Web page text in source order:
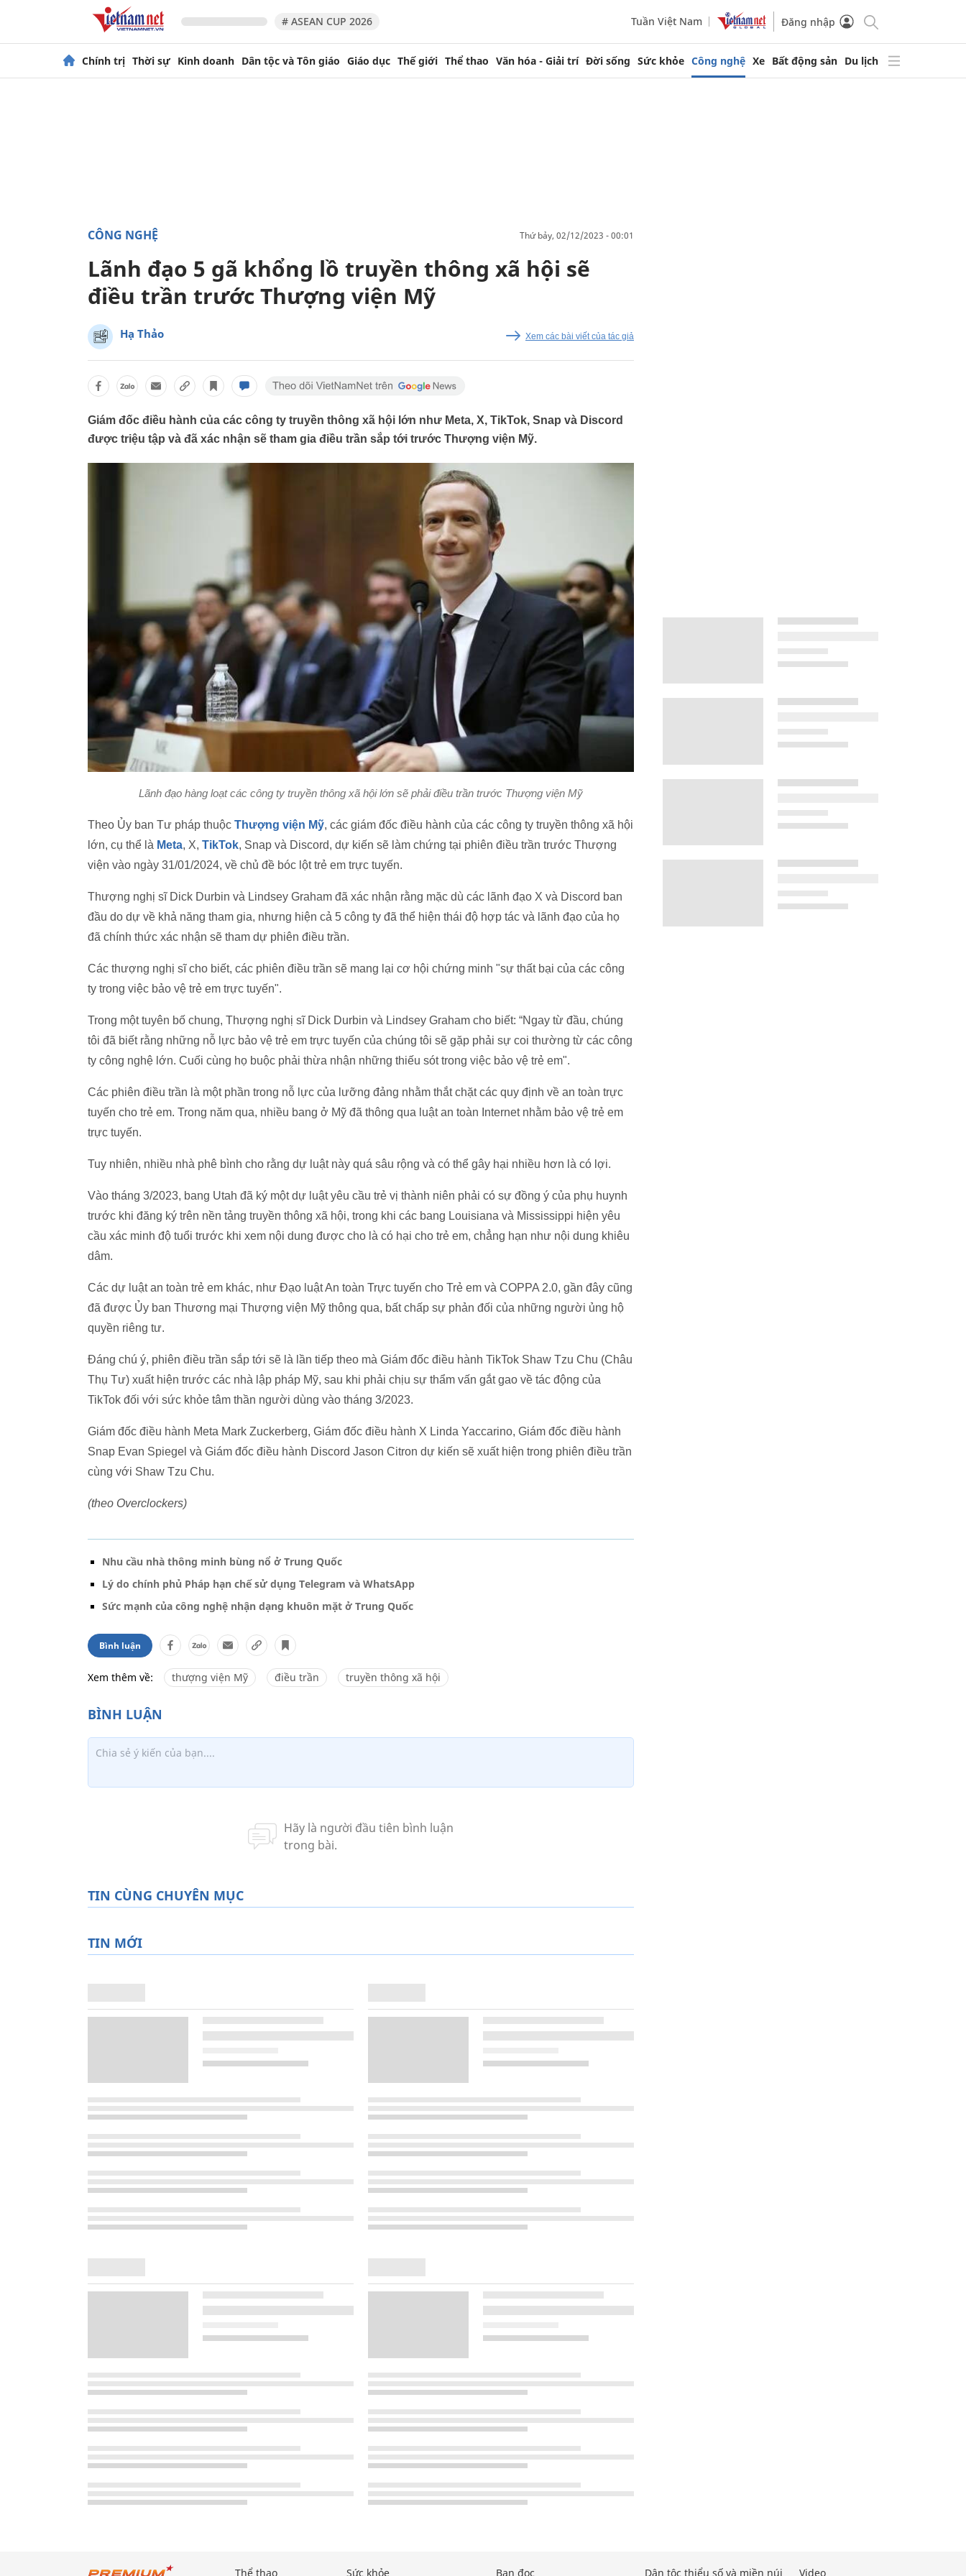
# ASEAN CUP 2026 Tuần Việt Nam Đăng nhập
Chính trị Thời sự Kinh doanh Dân tộc và Tôn giáo Giáo dục Thế giới Thể thao Văn hóa - Giải trí Đời sống Sức khỏe Công nghệ Xe Bất động sản Du lịch
CÔNG NGHỆ thứ bảy, 02/12/2023 - 00:01
Lãnh đạo 5 gã khổng lồ truyền thông xã hội sẽ
điều trần trước Thượng viện Mỹ
Hạ Thảo Xem các bài viết của tác giả
Giám đốc điều hành của các công ty truyền thông xã hội lớn như Meta, X, TikTok, Snap và Discord
được triệu tập và đã xác nhận sẽ tham gia điều trần sắp tới trước Thượng viện Mỹ.
Lãnh đạo hàng loạt các công ty truyền thông xã hội lớn sẽ phải điều trần trước Thượng viện Mỹ
Theo Ủy ban Tư pháp thuộc Thượng viện Mỹ, các giám đốc điều hành của các công ty truyền thông xã hội
lớn, cụ thể là Meta, X, TikTok, Snap và Discord, dự kiến ​​​​sẽ làm chứng tại phiên điều trần trước Thượng
viện vào ngày 31/01/2024, về chủ đề bóc lột trẻ em trực tuyến.
Thượng nghị sĩ Dick Durbin và Lindsey Graham đã xác nhận rằng mặc dù các lãnh đạo X và Discord ban
đầu do dự về khả năng tham gia, nhưng hiện cả 5 công ty đã thể hiện thái độ hợp tác và lãnh đạo của họ
đã chính thức xác nhận sẽ tham dự phiên điều trần.
Các thượng nghị sĩ cho biết, các phiên điều trần sẽ mang lại cơ hội chứng minh "sự thất bại của các công
ty trong việc bảo vệ trẻ em trực tuyến".
Trong một tuyên bố chung, Thượng nghị sĩ Dick Durbin và Lindsey Graham cho biết: “Ngay từ đầu, chúng
tôi đã biết rằng những nỗ lực bảo vệ trẻ em trực tuyến của chúng tôi sẽ gặp phải sự coi thường từ các công
ty công nghệ lớn. Cuối cùng họ buộc phải thừa nhận những thiếu sót trong việc bảo vệ trẻ em".
Các phiên điều trần là một phần trong nỗ lực của lưỡng đảng nhằm thắt chặt các quy định về an toàn trực
tuyến cho trẻ em. Trong năm qua, nhiều bang ở Mỹ đã thông qua luật an toàn Internet nhằm bảo vệ trẻ em
trực tuyến.
Tuy nhiên, nhiều nhà phê bình cho rằng dự luật này quá sâu rộng và có thể gây hại nhiều hơn là có lợi.
Vào tháng 3/2023, bang Utah đã ký một dự luật yêu cầu trẻ vị thành niên phải có sự đồng ý của phụ huynh
trước khi đăng ký trên nền tảng truyền thông xã hội, trong khi các bang Louisiana và Mississippi hiện yêu
cầu xác minh độ tuổi trước khi xem nội dung được cho là có hại cho trẻ em, chẳng hạn như nội dung khiêu
dâm.
Các dự luật an toàn trẻ em khác, như Đạo luật An toàn Trực tuyến cho Trẻ em và COPPA 2.0, gần đây cũng
đã được Ủy ban Thương mại Thượng viện Mỹ thông qua, bất chấp sự phản đối của những người ủng hộ
quyền riêng tư.
Đáng chú ý, phiên điều trần sắp tới sẽ là lần tiếp theo mà Giám đốc điều hành TikTok Shaw Tzu Chu (Châu
Thụ Tư) xuất hiện trước các nhà lập pháp Mỹ, sau khi phải chịu sự thẩm vấn gắt gao về tác động của
TikTok đối với sức khỏe tâm thần người dùng vào tháng 3/2023.
Giám đốc điều hành Meta Mark Zuckerberg, Giám đốc điều hành X Linda Yaccarino, Giám đốc điều hành
Snap Evan Spiegel và Giám đốc điều hành Discord Jason Citron dự kiến ​​sẽ xuất hiện trong phiên điều trần
cùng với Shaw Tzu Chu.
(theo Overclockers)
Nhu cầu nhà thông minh bùng nổ ở Trung Quốc
Lý do chính phủ Pháp hạn chế sử dụng Telegram và WhatsApp
Sức mạnh của công nghệ nhận dạng khuôn mặt ở Trung Quốc
Bình luận
Xem thêm về: thượng viện Mỹ điều trần truyền thông xã hội
TIN CÙNG CHUYÊN MỤC
TIN MỚI
Thể thao Sức khỏe Bạn đọc Dân tộc thiểu số và miền núi Video